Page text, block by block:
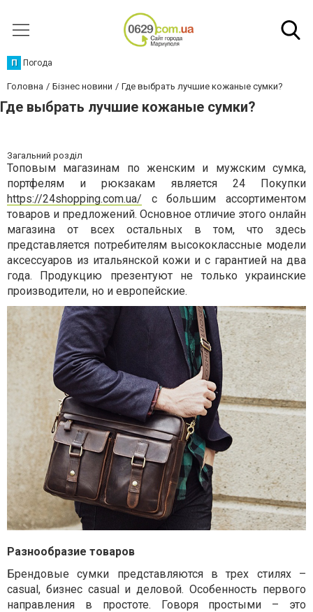
П Погода
Головна Бізнес новини Где выбрать лучшие кожаные сумки?
Где выбрать лучшие кожаные сумки?
Загальний розділ
Топовым магазинам по женским и мужским сумка,
портфелям и рюкзакам является 24 Покупки
https://24shopping.com.ua/ с большим ассортиментом
товаров и предложений. Основное отличие этого онлайн
магазина от всех остальных в том, что здесь
представляется потребителям высококлассные модели
аксессуаров из итальянской кожи и с гарантией на два
года. Продукцию презентуют не только украинские
производители, но и европейские.
Разнообразие товаров
Брендовые сумки представляются в трех стилях –
casual, бизнес casual и деловой. Особенность первого
направления в простоте. Говоря простыми – это